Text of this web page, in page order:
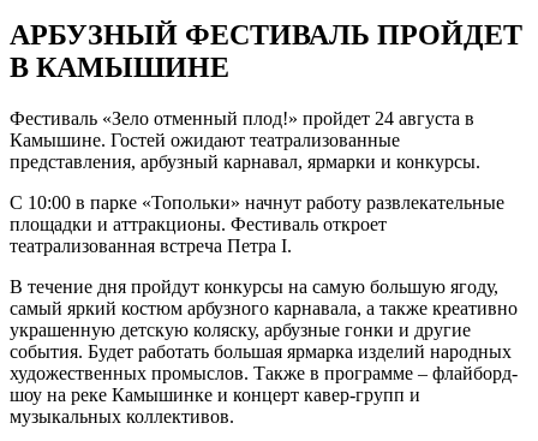
АРБУЗНЫЙ ФЕСТИВАЛЬ ПРОЙДЕТ
В КАМЫШИНЕ
Фестиваль «Зело отменный плод!» пройдет 24 августа в
Камышине. Гостей ожидают театрализованные
представления, арбузный карнавал, ярмарки и конкурсы.
С 10:00 в парке «Топольки» начнут работу развлекательные
площадки и аттракционы. Фестиваль откроет
театрализованная встреча Петра I.
В течение дня пройдут конкурсы на самую большую ягоду,
самый яркий костюм арбузного карнавала, а также креативно
украшенную детскую коляску, арбузные гонки и другие
события. Будет работать большая ярмарка изделий народных
художественных промыслов. Также в программе – флайборд-
шоу на реке Камышинке и концерт кавер-групп и
музыкальных коллективов.